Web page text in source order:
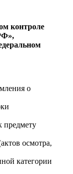
контроле
о
предмету
осмотра,
категории